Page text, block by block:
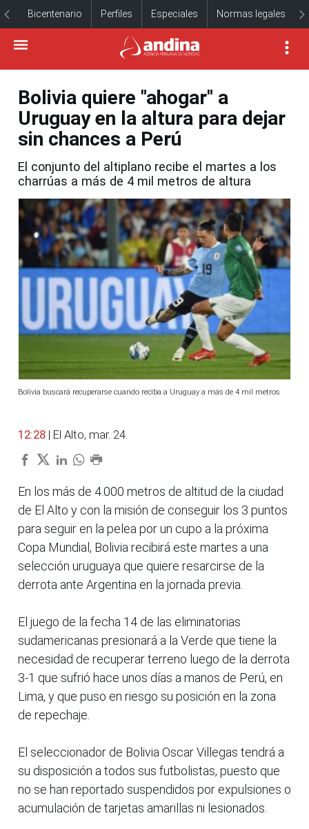
Bicentenario Perfiles Especiales Normas legales
Bolivia quiere "ahogar" a
Uruguay en la altura para dejar
sin chances a Perú
El conjunto del altiplano recibe el martes a los
charrúas a más de 4 mil metros de altura
Bolivia buscará recuperarse cuando reciba a Uruguay a más de 4 mil metros
12:28 | El Alto, mar. 24.
En los más de 4.000 metros de altitud de la ciudad
de El Alto y con la misión de conseguir los 3 puntos
para seguir en la pelea por un cupo a la próxima
Copa Mundial, Bolivia recibirá este martes a una
selección uruguaya que quiere resarcirse de la
derrota ante Argentina en la jornada previa.
El juego de la fecha 14 de las eliminatorias
sudamericanas presionará a la Verde que tiene la
necesidad de recuperar terreno luego de la derrota
3-1 que sufrió hace unos días a manos de Perú, en
Lima, y que puso en riesgo su posición en la zona
de repechaje.
El seleccionador de Bolivia Oscar Villegas tendrá a
su disposición a todos sus futbolistas, puesto que
no se han reportado suspendidos por expulsiones o
acumulación de tarjetas amarillas ni lesionados.